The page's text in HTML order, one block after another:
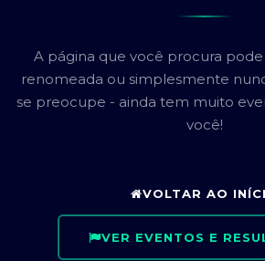
A página que você procura
renomeada ou simplesmente
se preocupe - ainda tem muito
você!
VOLTAR AO
VER EVENTOS E